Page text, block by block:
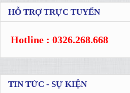
HỖ TRỢ TRỰC TUYẾN
Hotline : 0326.268.668
TIN TỨC - SỰ KIỆN